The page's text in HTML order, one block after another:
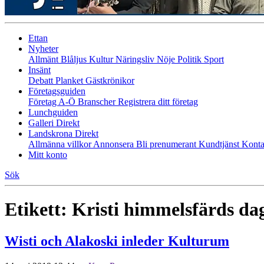
Ettan
Nyheter
Allmänt Blåljus KulturNäringsliv Nöje Politik Sport
Insänt
Debatt Planket Gästkrönikor
Företagsguiden
Företag A-Ö BranscherRegistrera ditt företag
Lunchguiden
Galleri Direkt
Landskrona Direkt
Allmänna villkorAnnonsera Bli prenumerant Kundtjänst
Mitt konto
Sök
Etikett: Kristi himmelsfärds
Wisti och Alakoski inleder Kulturum